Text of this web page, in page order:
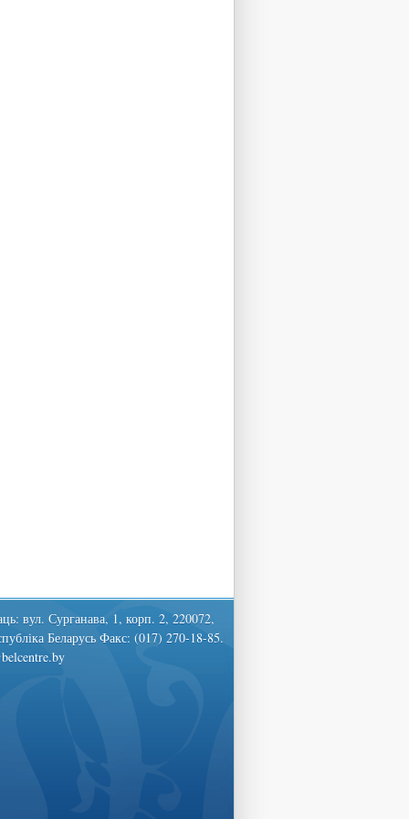
вул. Сурганава, 1, корп. 2, 220072,
Беларусь Факс: (017) 270-18-85.